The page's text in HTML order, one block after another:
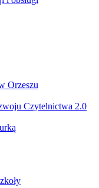
Orzeszu
Czytelnictwa 2.0